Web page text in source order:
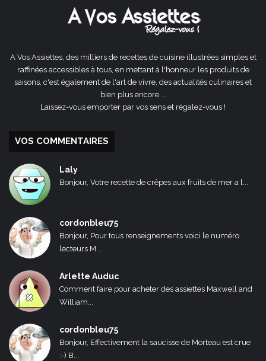
A Vos Assiettes, des milliers de recettes de cuisine illustrées simples et
raffinées accessibles à tous, en mettant à l'honneur les produits de
saisons, c'est également de l'art de vivre, des actualités culinaires et
bien plus encore ...
Laissez-vous emporter par vos sens et régalez-vous !
VOS COMMENTAIRES
Laly
Bonjour, Votre recette de crêpes aux fruits de mer a l...
cordonbleu75
Bonjour, Pour tous renseignements voici le numéro
lecteurs M...
Arlette Auduc
Comment faire pour acheter des assiettes Maxwell and
William...
cordonbleu75
Bonjour, Effectivement la saucisse de Morteau est crue
:-) B...